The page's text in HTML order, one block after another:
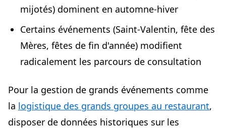
mijotés) dominent en automne-hiver
Certains événements (Saint-Valentin, fête des
Mères, fêtes de fin d'année) modifient
radicalement les parcours de consultation
Pour la gestion de grands événements comme
la logistique des grands groupes au restaurant,
disposer de données historiques sur les